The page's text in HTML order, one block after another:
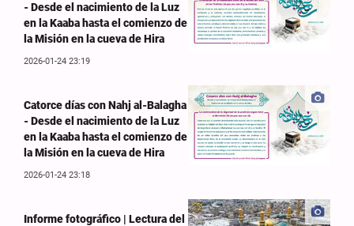
- Desde el nacimiento de la Luz
en la Kaaba hasta el comienzo de
la Misión en la cueva de Hira
2026-01-24 23:19
Catorce días con Nahj al-Balagha
- Desde el nacimiento de la Luz
en la Kaaba hasta el comienzo de
la Misión en la cueva de Hira
2026-01-24 23:18
Informe fotográfico | Lectura del